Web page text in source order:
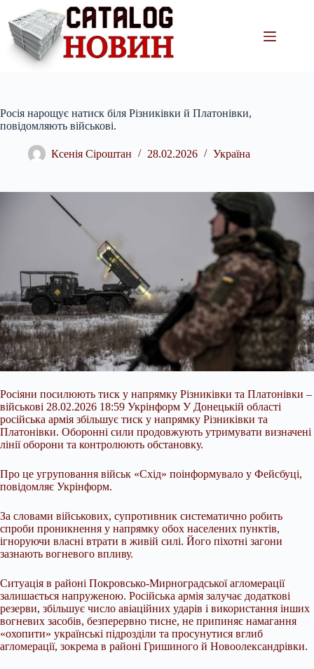
вмісту
Росія нарощує натиск біля Різниківки й Платонівки,
повідомляють військові.
Ксенія Сіроштан 28.02.2026 Україна
Росіяни посилюють тиск у напрямку Різниківки та Платонівки –
військові 28.02.2026 18:59 Укрінформ У Донецькій області
російська армія збільшує тиск у напрямку Різниківки та
Платонівки. Оборонні сили продовжують утримувати визначені
лінії оборони та контролюють обстановку.
Про це угруповання військ «Схід» поінформувало у Фейсбуці,
повідомляє Укрінформ.
За словами військових, супротивник систематично робить
спроби проникнення у напрямку обох населених пунктів,
ігноруючи власні втрати в живій силі. Його піхотні загони
зазнають вогневого впливу.
Ситуація в районі Покровсько-Мирноградської агломерації
залишається напруженою. Російська армія залучає додаткові
резерви, збільшує число авіаційних ударів і використання інших
вогневих засобів, безперервно тисне, не припиняє намагання
«охопити» українські підрозділи та просунутися вглиб
агломерації, зокрема в районі Гришиного й Новоолександрівки.